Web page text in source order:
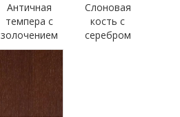
Античная
темпера с
золочением
Слоновая
кость с
серебром